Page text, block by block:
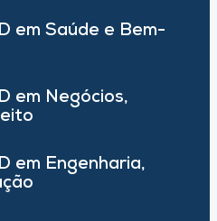
em Saúde e Bem-
em Negócios,
em Engenharia,